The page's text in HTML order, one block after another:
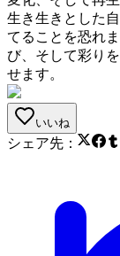
生き生きとした
てることを恐れ
び、そして彩り
せます。
いいね
シェア先：